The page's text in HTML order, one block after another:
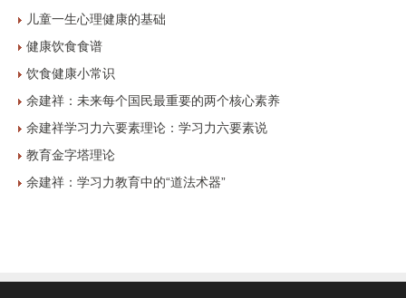
儿童一生心理健康的基础
健康饮食食谱
饮食健康小常识
余建祥：未来每个国民最重要的两个核心素养
余建祥学习力六要素理论：学习力六要素说
教育金字塔理论
余建祥：学习力教育中的“道法术器”